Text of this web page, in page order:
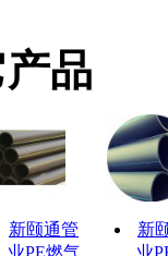
品
新颐通管
业PE燃气
新
业